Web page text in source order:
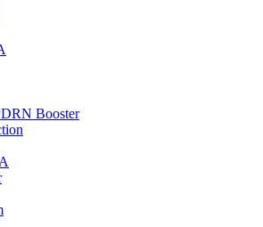
Booster